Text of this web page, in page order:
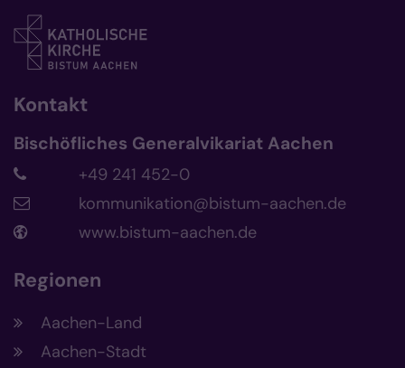
Kontakt
Bischöfliches Generalvikariat Aachen
+49 241 452-0
kommunikation@bistum-aachen.de
www.bistum-aachen.de
Regionen
Aachen-Land
Aachen-Stadt